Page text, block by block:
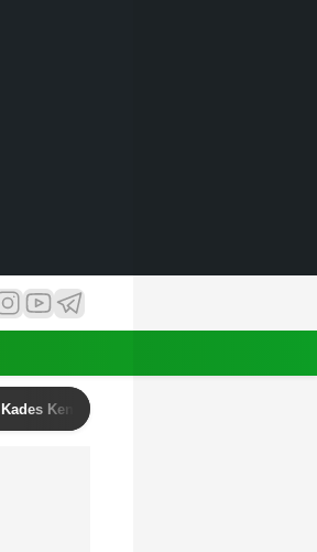
Kades Kendalbulur Anang Mustofa Resmi